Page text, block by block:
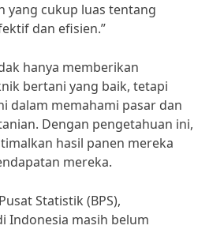
yang cukup luas tentang
dan efisien.”
hanya memberikan
bertani yang baik, tetapi
dalam memahami pasar dan
Dengan pengetahuan ini,
hasil panen mereka
mereka.
Statistik (BPS),
Indonesia masih belum